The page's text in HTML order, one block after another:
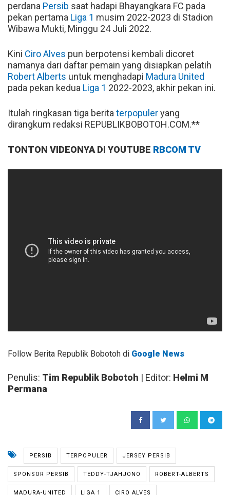
perdana Persib saat hadapi Bhayangkara FC pada
pekan pertama Liga 1 musim 2022-2023 di Stadion
Wibawa Mukti, Minggu 24 Juli 2022.
Kini Ciro Alves pun berpotensi kembali dicoret
namanya dari daftar pemain yang disiapkan pelatih
Robert Alberts untuk menghadapi Madura United
pada pekan kedua Liga 1 2022-2023, akhir pekan ini.
Itulah ringkasan tiga berita terpopuleryang
dirangkum redaksi REPUBLIKBOBOTOH.COM.**
TONTON VIDEONYA DI YOUTUBE RBCOM TV
Follow Berita Republik Bobotoh di Google News
Penulis: Tim Republik Bobotoh | Editor: Helmi M
Permana
PERSIB TERPOPULER JERSEY PERSIB
SPONSOR PERSIB TEDDY-TJAHJONO ROBERT-ALBERTS
MADURA-UNITED LIGA 1 CIRO ALVES